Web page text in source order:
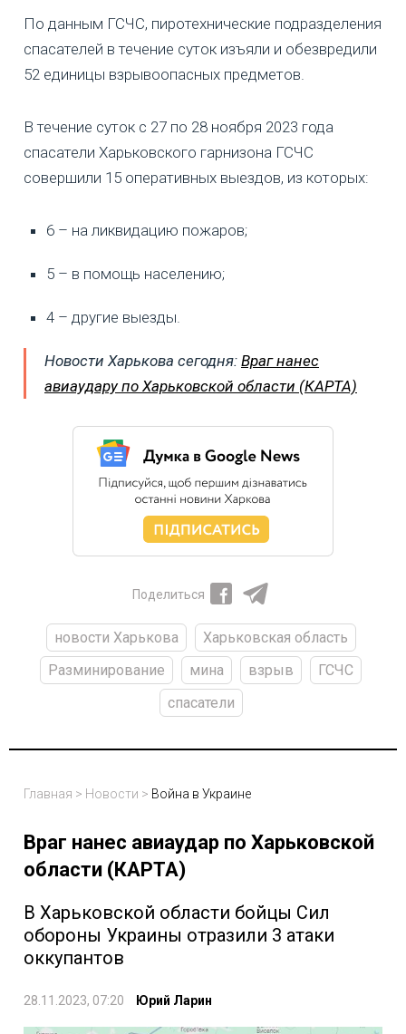
По данным ГСЧС, пиротехнические подразделения
спасателей в течение суток изъяли и обезвредили
52 единицы взрывоопасных предметов.
В течение суток с 27 по 28 ноября 2023 года
спасатели Харьковского гарнизона ГСЧС
совершили 15 оперативных выездов, из которых:
6 – на ликвидацию пожаров;
5 – в помощь населению;
4 – другие выезды.
Новости Харькова сегодня: Враг нанес
авиаудару по Харьковской области (КАРТА)
Поделиться
новости Харькова
Харьковская область
Разминирование
мина взрыв
ГСЧС
спасатели
Главная > Новости > Война в Украине
Враг нанес авиаудар по Харьковской
области (КАРТА)
В Харьковской области бойцы Сил
обороны Украины отразили 3 атаки
оккупантов
28.11.2023, 07:20 Юрий Ларин